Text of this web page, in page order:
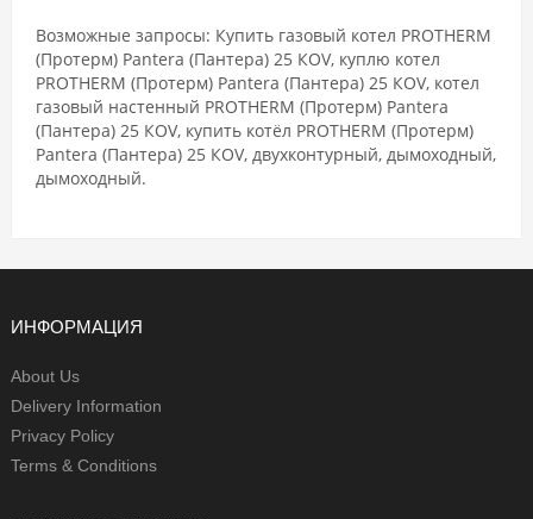
Возможные запросы: Купить газовый котел PROTHERM
(Протерм) Pantera (Пантера) 25 КОV, куплю котел
PROTHERM (Протерм) Pantera (Пантера) 25 КОV, котел
газовый настенный PROTHERM (Протерм) Pantera
(Пантера) 25 КОV, купить котёл PROTHERM (Протерм)
Pantera (Пантера) 25 КОV, двухконтурный, дымоходный,
дымоходный.
ИНФОРМАЦИЯ
About Us
Delivery Information
Privacy Policy
Terms & Conditions